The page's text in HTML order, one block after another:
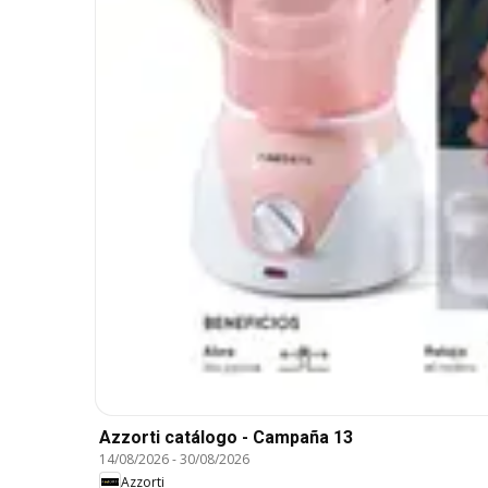
Azzorti catálogo - Campaña 13
14/08/2026-30/08/2026
Azzorti